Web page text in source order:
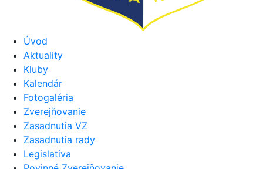
Úvod
Aktuality
Kluby
Kalendár
Fotogaléria
Zverejňovanie
Zasadnutia VZ
Zasadnutia rady
Legislatíva